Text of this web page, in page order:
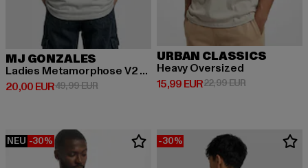
MJ GONZALES
Ladies Metamorphose V2 x Heavy Oversized
20,00 EUR
Derzeitiger Preis: 20,00 EUR
49,99 EURAktionspreis: 49,99 EUR
URBAN CLASSICS
Heavy Oversized
15,99 EUR
Derzeitiger Preis: 15,99 EUR
22,99 EURAktionspreis:
NEU -30% -30%